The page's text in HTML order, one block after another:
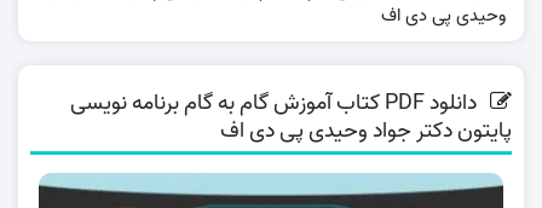
وحیدی پی دی اف
دانلود PDF کتاب آموزش گام به گام برنامه نویسی
پایتون دکتر جواد وحیدی پی دی اف